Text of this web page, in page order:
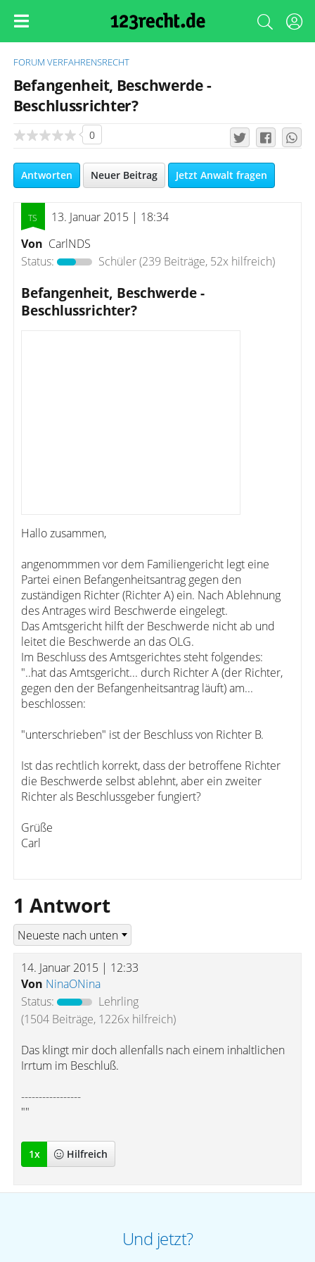
FORUM VERFAHRENSRECHT
Befangenheit, Beschwerde -
Beschlussrichter?
0
Antworten Neuer Beitrag Jetzt Anwalt fragen
13. Januar 2015 | 18:34
Von CarlNDS
Status:
Schüler(239 Beiträge, 52x hilfreich)
Befangenheit, Beschwerde -
Beschlussrichter?
Hallo zusammen,
angenommmen vor dem Familiengericht legt eine
Partei einen Befangenheitsantrag gegen den
zuständigen Richter (Richter A) ein. Nach Ablehnung
des Antrages wird Beschwerde eingelegt.
Das Amtsgericht hilft der Beschwerde nicht ab und
leitet die Beschwerde an das OLG.
Im Beschluss des Amtsgerichtes steht folgendes:
"..hat das Amtsgericht... durch Richter A (der Richter,
gegen den der Befangenheitsantrag läuft) am...
beschlossen:
"unterschrieben" ist der Beschluss von Richter B.
Ist das rechtlich korrekt, dass der betroffene Richter
die Beschwerde selbst ablehnt, aber ein zweiter
Richter als Beschlussgeber fungiert?
Grüße
Carl
1 Antwort
14. Januar 2015 | 12:33
Von NinaONina
Status:
Lehrling
(1504 Beiträge, 1226x hilfreich)
Das klingt mir doch allenfalls nach einem inhaltlichen
Irrtum im Beschluß.
-----------------
""
1x Hilfreich
Und jetzt?